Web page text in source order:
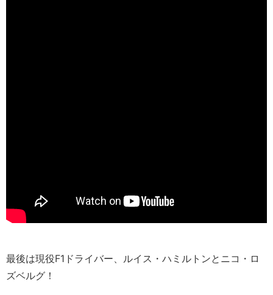
最後は現役F1ドライバー、ルイス・ハミルトンとニコ・ロ
ズベルグ！